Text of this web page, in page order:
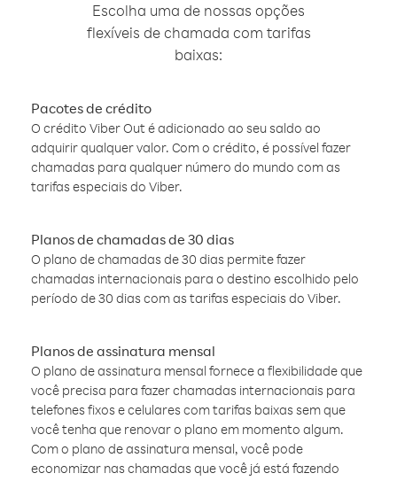
Escolha uma de nossas opções
flexíveis de chamada com tarifas
baixas:
Pacotes de crédito
O crédito Viber Out é adicionado ao seu saldo ao
adquirir qualquer valor. Com o crédito, é possível fazer
chamadas para qualquer número do mundo com as
tarifas especiais do Viber.
Planos de chamadas de 30 dias
O plano de chamadas de 30 dias permite fazer
chamadas internacionais para o destino escolhido pelo
período de 30 dias com as tarifas especiais do Viber.
Planos de assinatura mensal
O plano de assinatura mensal fornece a flexibilidade que
você precisa para fazer chamadas internacionais para
telefones fixos e celulares com tarifas baixas sem que
você tenha que renovar o plano em momento algum.
Com o plano de assinatura mensal, você pode
economizar nas chamadas que você já está fazendo